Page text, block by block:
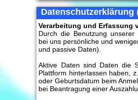
Datenschutzerklärung
Verarbeitung und Erfassung
Durch die Benutzung
bei uns persönliche und
und passive Daten).
Aktive Daten sind Daten die
Plattform hinterlassen haben,
oder Geburtsdatum beim
bei Beantragung einer